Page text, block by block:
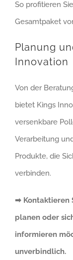
So profitieren
Gesamtpaket
Planung
Innovation
Von der
bietet Kings
versenkbare
Verarbeitung
Produkte, die
verbinden.
➡ Kontaktieren
planen oder
informieren
unverbindlich.